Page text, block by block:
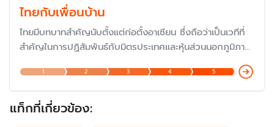
ไทยกับเพื่อนบ้าน
ไทยมีบทบาทสำคัญนับตั้งแต่ก่อตั้งอาเซียน ซึ่งถือว่าเป็นเวทีที่
สำคัญในการปฏิสัมพันธ์กับมิตรประเทศและหุ้นส่วนนอกภูมิภาค
เพื่อส่งเสริมสันติภาพและความเจริญรุ่งเรืองของภูมิภาค รวม
ทั้งเป็นเครื่องมือด้านการต่างประเทศอย่างหนึ่งที่สำคัญของไทย
ในการช่วยผลักดันนโยบายและประเด็นที่ไทยให้ความสำคัญให้
เกิดผลลัพธ์ตามที่ตั้งเป้าหมาย
1 2 3 4 5
แท็กที่เกี่ยวข้อง: